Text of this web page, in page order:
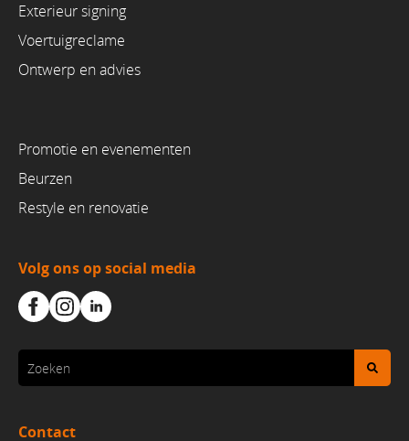
Exterieur signing
Voertuigreclame
Ontwerp en advies
Promotie en evenementen
Beurzen
Restyle en renovatie
Volg ons op social media
Contact